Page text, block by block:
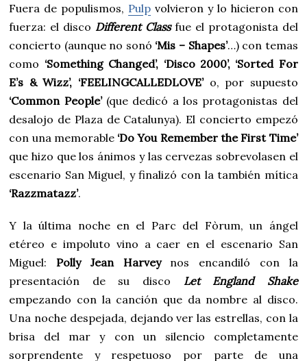
Fuera de populismos, Pulp volvieron y lo hicieron con
fuerza: el disco Different Classfue el protagonista del
concierto (aunque no sonó ‘Mis – Shapes’…) con temas
como ‘Something Changed’, ‘Disco 2000’, ‘Sorted For
E’s & Wizz’, ‘FEELINGCALLEDLOVE’o, por supuesto
‘Common People’(que dedicó a los protagonistas del
desalojo de Plaza de Catalunya). El concierto empezó
con una memorable ‘Do You Remember the First Time’
que hizo que los ánimos y las cervezas sobrevolasen el
escenario San Miguel, y finalizó con la también mítica
‘Razzmatazz’.
Y la última noche en el Parc del Fòrum, un ángel
etéreo e impoluto vino a caer en el escenario San
Miguel: Polly Jean Harveynos encandiló con la
presentación de su disco Let England Shake
empezando con la canción que da nombre al disco.
Una noche despejada, dejando ver las estrellas, con la
brisa del mar y con un silencio completamente
sorprendente y respetuoso por parte de una